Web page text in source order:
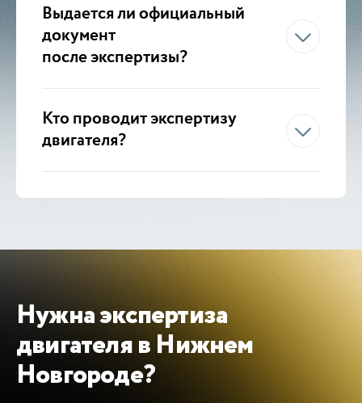
Выдается ли официальный
документ
после экспертизы?
Кто проводит экспертизу
двигателя?
Нужна экспертиза
двигателя в Нижнем
Новгороде?